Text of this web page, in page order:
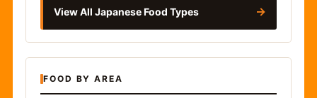
View All Japanese Food Types →
FOOD BY AREA